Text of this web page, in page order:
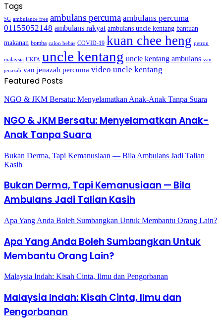
Tags
5G ambulance free ambulans percuma ambulans percuma
01155052148 ambulans rakyat ambulans uncle kentang bantuan
makanan bomba calon bebas COVID-19 kuan chee heng petron
malaysia UKFA uncle kentang uncle kentang ambulans van
jenazah van jenazah percuma video uncle kentang
Featured Posts
NGO & JKM Bersatu: Menyelamatkan Anak-Anak Tanpa Suara
NGO & JKM Bersatu: Menyelamatkan Anak-
Anak Tanpa Suara
Bukan Derma, Tapi Kemanusiaan — Bila Ambulans Jadi Talian
Kasih
Bukan Derma, Tapi Kemanusiaan — Bila
Ambulans Jadi Talian Kasih
Apa Yang Anda Boleh Sumbangkan Untuk Membantu Orang Lain?
Apa Yang Anda Boleh Sumbangkan Untuk
Membantu Orang Lain?
Malaysia Indah: Kisah Cinta, Ilmu dan Pengorbanan
Malaysia Indah: Kisah Cinta, Ilmu dan
Pengorbanan